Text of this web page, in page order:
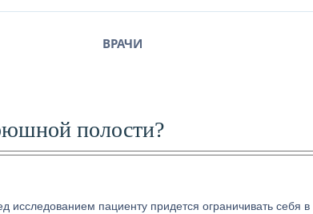
ВРАЧИ
полости?
пациенту придется ограничивать себя в